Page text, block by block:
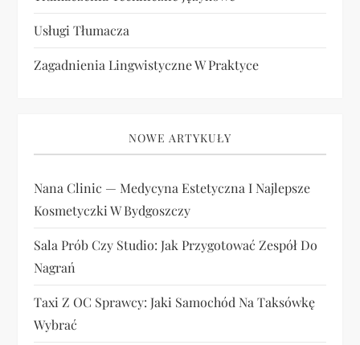
Usługi Tłumacza
Zagadnienia Lingwistyczne W Praktyce
NOWE ARTYKUŁY
Nana Clinic — Medycyna Estetyczna I Najlepsze
Kosmetyczki W Bydgoszczy
Sala Prób Czy Studio: Jak Przygotować Zespół Do
Nagrań
Taxi Z OC Sprawcy: Jaki Samochód Na Taksówkę
Wybrać